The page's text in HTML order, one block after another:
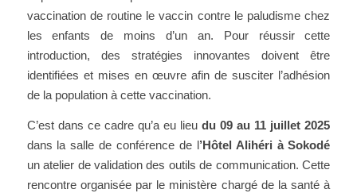
vaccination de routine le vaccin contre le paludisme chez
les enfants de moins d’un an. Pour réussir cette
introduction, des stratégies innovantes doivent être
identifiées et mises en œuvre afin de susciter l’adhésion
de la population à cette vaccination.
C’est dans ce cadre qu’a eu lieudu 09 au 11 juillet 2025
dans la salle de conférence de l’Hôtel Alihéri à Sokodé
un atelier de validation des outils de communication. Cette
rencontre organisée par le ministère chargé de la santé à